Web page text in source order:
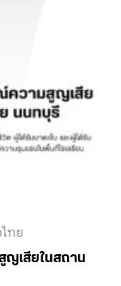
ทย
ญเสียในสถาน